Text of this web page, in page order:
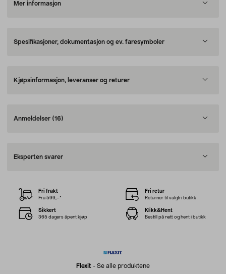
Mer informasjon
Spesifikasjoner, dokumentasjon og ev. faresymboler
Kjøpsinformasjon, leveranser og returer
Anmeldelser (16)
Eksperten svarer
Flexit - Se alle produktene
Fri frakt
Fra 599,–*
Fri retur
Returner til valgfri butikk
Sikkert
365 dagers åpent kjøp
Klikk&Hent
Bestill på nett og hent i butikk